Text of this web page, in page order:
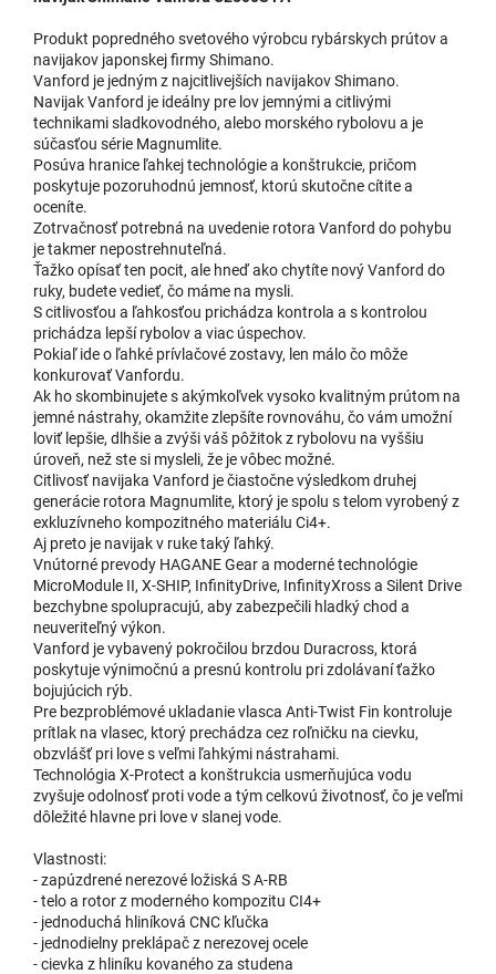
Produkt popredného svetového výrobcu rybárskych prútov a
navijakov japonskej firmy Shimano.
Vanford je jedným z najcitlivejších navijakov Shimano.
Navijak Vanford je ideálny pre lov jemnými a citlivými
technikami sladkovodného, alebo morského rybolovu a je
súčasťou série Magnumlite.
Posúva hranice ľahkej technológie a konštrukcie, pričom
poskytuje pozoruhodnú jemnosť, ktorú skutočne cítite a
oceníte.
Zotrvačnosť potrebná na uvedenie rotora Vanford do pohybu
je takmer nepostrehnuteľná.
Ťažko opísať ten pocit, ale hneď ako chytíte nový Vanford do
ruky, budete vedieť, čo máme na mysli.
S citlivosťou a ľahkosťou prichádza kontrola a s kontrolou
prichádza lepší rybolov a viac úspechov.
Pokiaľ ide o ľahké prívlačové zostavy, len málo čo môže
konkurovať Vanfordu.
Ak ho skombinujete s akýmkoľvek vysoko kvalitným prútom na
jemné nástrahy, okamžite zlepšíte rovnováhu, čo vám umožní
loviť lepšie, dlhšie a zvýši váš pôžitok z rybolovu na vyššiu
úroveň, než ste si mysleli, že je vôbec možné.
Citlivosť navijaka Vanford je čiastočne výsledkom druhej
generácie rotora Magnumlite, ktorý je spolu s telom vyrobený z
exkluzívneho kompozitného materiálu Ci4+.
Aj preto je navijak v ruke taký ľahký.
Vnútorné prevody HAGANE Gear a moderné technológie
MicroModule II, X-SHIP, InfinityDrive, InfinityXross a Silent Drive
bezchybne spolupracujú, aby zabezpečili hladký chod a
neuveriteľný výkon.
Vanford je vybavený pokročilou brzdou Duracross, ktorá
poskytuje výnimočnú a presnú kontrolu pri zdolávaní ťažko
bojujúcich rýb.
Pre bezproblémové ukladanie vlasca Anti-Twist Fin kontroluje
prítlak na vlasec, ktorý prechádza cez roľničku na cievku,
obzvlášť pri love s veľmi ľahkými nástrahami.
Technológia X-Protect a konštrukcia usmerňujúca vodu
zvyšuje odolnosť proti vode a tým celkovú životnosť, čo je veľmi
dôležité hlavne pri love v slanej vode.
Vlastnosti:
- zapúzdrené nerezové ložiská S A-RB
- telo a rotor z moderného kompozitu CI4+
- jednoduchá hliníková CNC kľučka
- jednodielny preklápač z nerezovej ocele
- cievka z hliníku kovaného za studena